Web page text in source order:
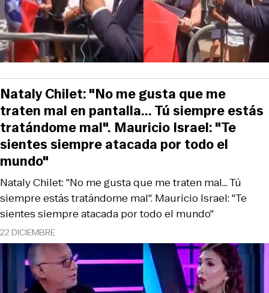
22 DICIEMBRE
Nataly Chilet: "No me gusta que me traten mal... Tú
siempre estás tratándome mal". Mauricio Israel: "Te
sientes siempre atacada por todo el mundo"
Nataly Chilet: "No me gusta que me
traten mal en pantalla... Tú siempre estás
tratándome mal". Mauricio Israel: "Te
sientes siempre atacada por todo el
mundo"